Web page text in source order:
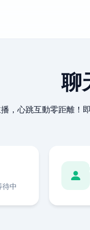
聊
，心跳互動零距離！
待中